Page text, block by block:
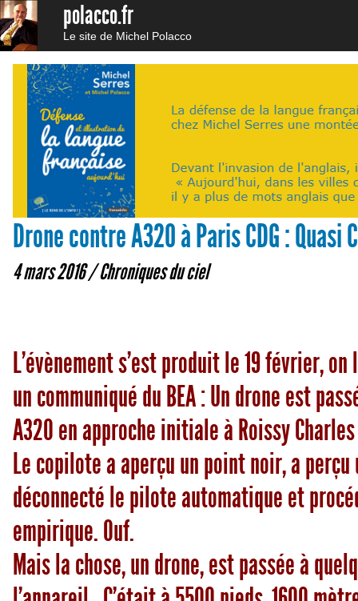
polacco.fr
Le site de Michel Polacco
Drone contre A320 à Paris CDG :
4 mars 2016 /Chroniques du ciel
L’évènement s’est produit le 19 février,
un communiqué du BEA : Un drone est
A320 en approche initiale à Roissy
Le copilote a aperçu un point noir, a
déconnecté le pilote automatique et
empirique. Ouf.
Mais la chose, un drone, est passée à